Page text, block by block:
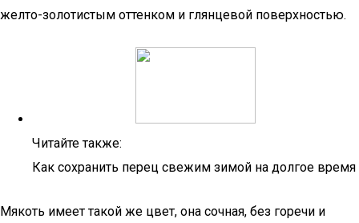
желто-золотистым оттенком и глянцевой поверхностью.
Читайте также:
Как сохранить перец свежим зимой на долгое время
Мякоть имеет такой же цвет, она сочная, без горечи и